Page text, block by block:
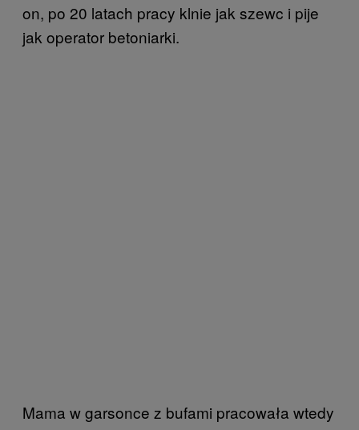
on, po 20 latach pracy klnie jak szewc i pije
jak operator betoniarki.
Mama w garsonce z bufami pracowała wtedy